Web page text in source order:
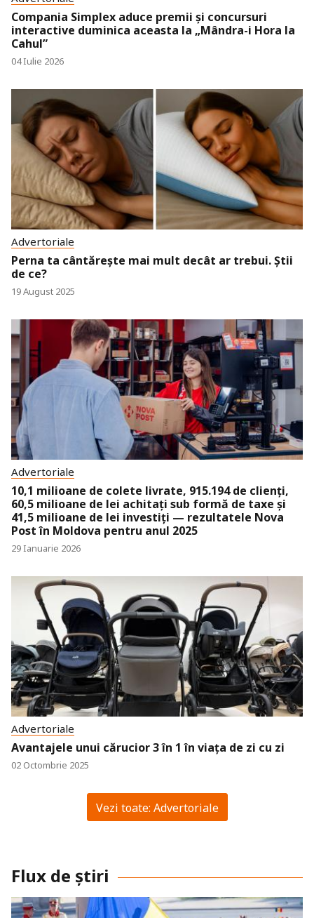
Compania Simplex aduce premii și concursuri
interactive duminica aceasta la „Mândra-i Hora la
Cahul”
04 Iulie 2026
Advertoriale
Perna ta cântărește mai mult decât ar trebui. Știi
de ce?
19 August 2025
Advertoriale
10,1 milioane de colete livrate, 915.194 de clienți,
60,5 milioane de lei achitați sub formă de taxe și
41,5 milioane de lei investiți — rezultatele Nova
Post în Moldova pentru anul 2025
29 Ianuarie 2026
Advertoriale
Avantajele unui cărucior 3 în 1 în viața de zi cu zi
02 Octombrie 2025
Vezi toate: Advertoriale
Flux de știri